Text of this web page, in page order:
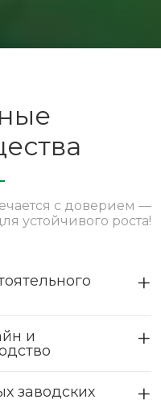
с доверием —
устойчивого роста!
и
заводских